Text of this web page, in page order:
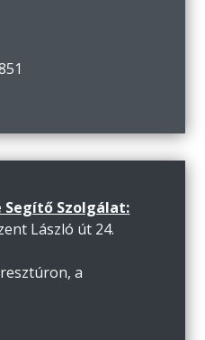
Segítő Szolgálat:
László út 24.
a